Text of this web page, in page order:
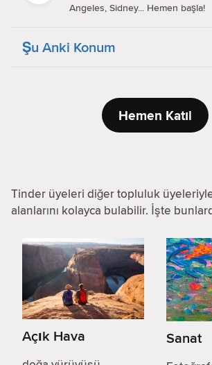
Angeles, Sidney... Hemen başla!
Şu Anki Konum
Hemen Katıl
Tinder üyeleri diğer topluluk üyeleriyle
alanlarını kolayca bulabilir. İşte
Açık Hava Sanat